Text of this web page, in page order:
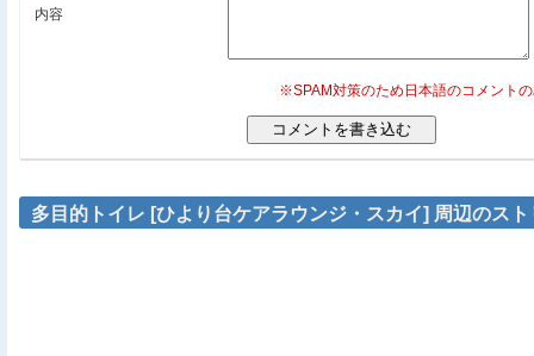
内容
※SPAM対策のため日本語のコメント
多目的トイレ [ひより台ケアラウンジ・スカイ] 周辺のス